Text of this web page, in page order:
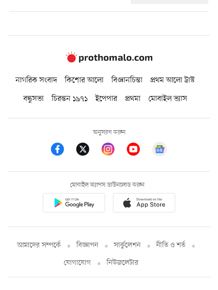
নাগরিক সংবাদ কিশোর আলো বিজ্ঞানচিন্তা
প্রথম আলো ট্রাস্ট
বন্ধুসভা
চিরন্তন ১৯৭১ ইপেপার প্রথমা মোবাইল ভ্যাস
অনুসরণ করুন
মোবাইল অ্যাপস ডাউনলোড করুন
আমাদের সম্পর্কে বিজ্ঞাপন সার্কুলেশন
নীতি ও শর্ত
যোগাযোগ
নিউজলেটার